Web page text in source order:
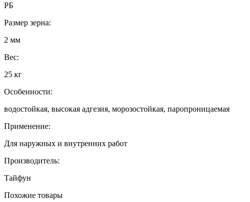
РБ
Размер зерна:
2 мм
Вес:
25 кг
Особенности:
водостойкая, высокая адгезия, морозостойкая, паропроницаемая
Применение:
Для наружных и внутренних работ
Производитель:
Тайфун
Похожие товары